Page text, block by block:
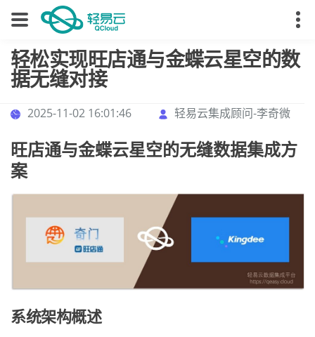
轻松实现旺店通与金蝶云星空的数
据无缝对接
2025-11-02 16:01:46 轻易云集成顾问-李奇微
旺店通与金蝶云星空的无缝数据集成方
案
系统架构概述